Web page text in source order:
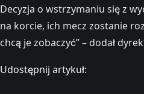
Decyzja o wstrzymaniu się z
na korcie, ich mecz zostanie
chcą je zobaczyć” – dodał
Udostępnij artykuł: